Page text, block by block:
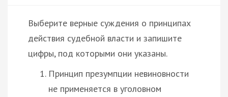
Выберите верные суждения о принципах
действия судебной власти и запишите
цифры, под которыми они указаны.
Принцип презумпции невиновности
не применяется в уголовном